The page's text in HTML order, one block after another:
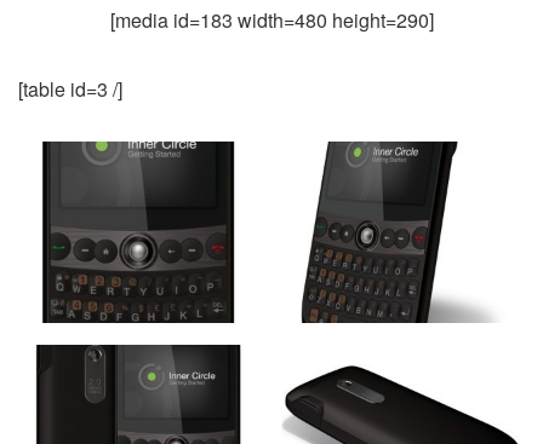
[media id=183 width=480 height=290]
[table id=3 /]